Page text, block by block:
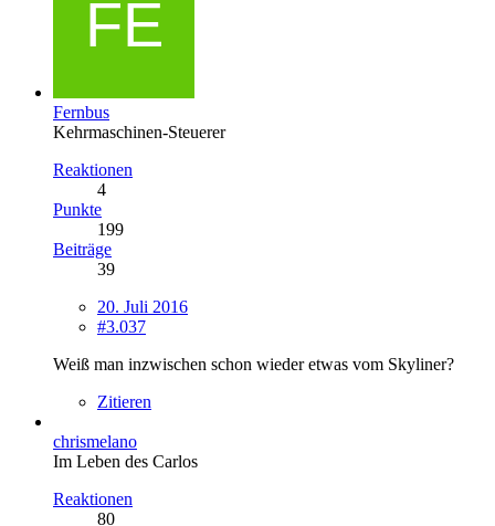
Fernbus
Kehrmaschinen-Steuerer
Reaktionen
4
Punkte
199
Beiträge
39
20. Juli 2016
#3.037
Weiß man inzwischen schon wieder etwas vom Skyliner?
Zitieren
chrismelano
Im Leben des Carlos
Reaktionen
80